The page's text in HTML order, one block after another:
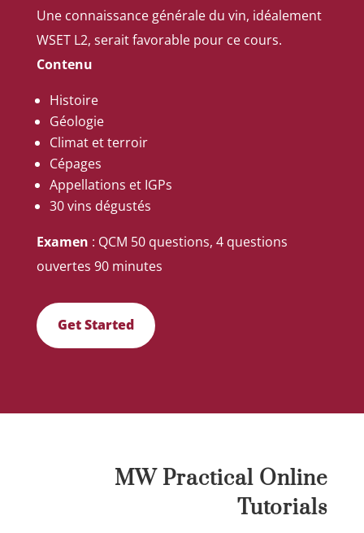
Une connaissance générale du vin, idéalement
WSET L2, serait favorable pour ce cours.
Contenu
Histoire
Géologie
Climat et terroir
Cépages
Appellations et IGPs
30 vins dégustés
Examen : QCM 50 questions, 4 questions
ouvertes 90 minutes
Get Started
MW Practical Online
Tutorials